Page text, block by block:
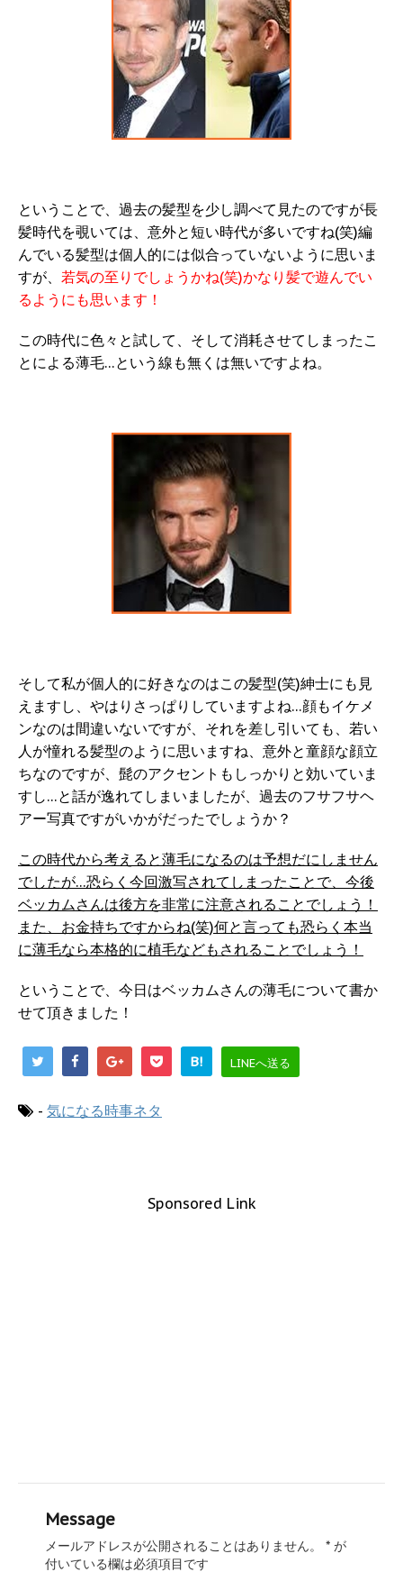
ということで、過去の髪型を少し調べて見たのですが長
髪時代を覗いては、意外と短い時代が多いですね(笑)編
んでいる髪型は個人的には似合っていないように思いま
すが、 若気の至りでしょうかね(笑)かなり髪で遊んでい
るようにも思います！
この時代に色々と試して、そして消耗させてしまったこ
とによる薄毛…という線も無くは無いですよね。
そして私が個人的に好きなのはこの髪型(笑)紳士にも見
えますし、やはりさっぱりしていますよね…顔もイケメ
ンなのは間違いないですが、それを差し引いても、若い
人が憧れる髪型のように思いますね、意外と童顔な顔立
ちなのですが、髭のアクセントもしっかりと効いていま
すし…と話が逸れてしまいましたが、過去のフサフサヘ
アー写真ですがいかがだったでしょうか？
この時代から考えると薄毛になるのは予想だにしません
でしたが…恐らく今回激写されてしまったことで、今後
ベッカムさんは後方を非常に注意されることでしょう！
また、お金持ちですからね(笑)何と言っても恐らく本当
に薄毛なら本格的に植毛などもされることでしょう！
ということで、今日はベッカムさんの薄毛について書か
せて頂きました！
B! LINEへ送る
- 気になる時事ネタ
Sponsored Link
Message
メールアドレスが公開されることはありません。 * が
付いている欄は必須項目です